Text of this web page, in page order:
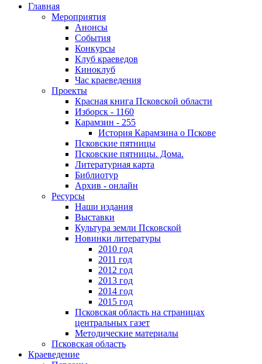
Главная
Мероприятия
Анонсы
События
Конкурсы
Клуб краеведов
Киноклуб
Час краеведения
Проекты
Красная книга Псковской области
Изборск - 1160
Карамзин - 255
История Карамзина о Пскове
Псковские пятницы
Псковские пятницы. Дома.
Литературная карта
Библиотур
Архив - онлайн
Ресурсы
Наши издания
Выставки
Культура земли Псковской
Новинки литературы
2010 год
2011 год
2012 год
2013 год
2014 год
2015 год
Псковская область на страницах
центральных газет
Методические материалы
Псковская область
Краеведение